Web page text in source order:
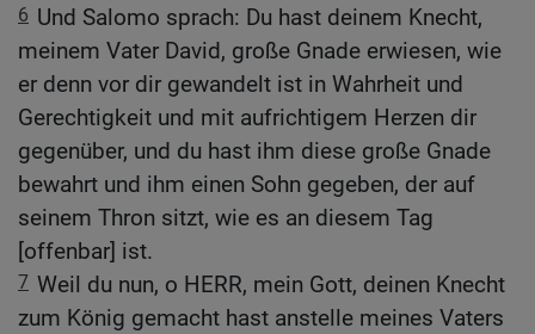
6 Und Salomo sprach: Du hast deinem Knecht,
meinem Vater David, große Gnade erwiesen, wie
er denn vor dir gewandelt ist in Wahrheit und
Gerechtigkeit und mit aufrichtigem Herzen dir
gegenüber, und du hast ihm diese große Gnade
bewahrt und ihm einen Sohn gegeben, der auf
seinem Thron sitzt, wie es an diesem Tag
[offenbar] ist.
7 Weil du nun, o HERR, mein Gott, deinen Knecht
zum König gemacht hast anstelle meines Vaters